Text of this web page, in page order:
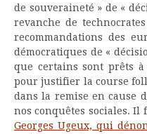
de souveraineté » de «
revanche de
recommandations des
démocratiques de «
que certains sont prêts
pour justifier la course
dans la remise en cause
nos conquêtes sociales.
Georges Ugeux, qui